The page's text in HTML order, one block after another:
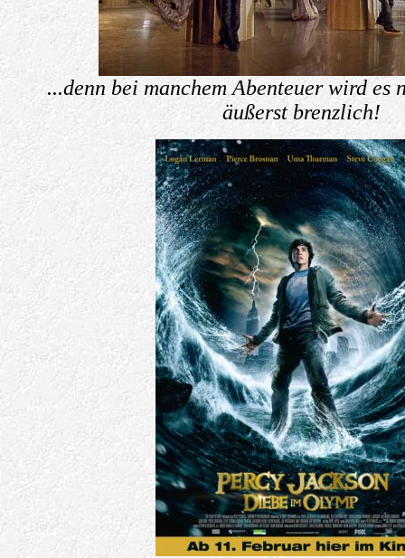
...denn bei manchem Abenteuer wird es
äußerst brenzlich!